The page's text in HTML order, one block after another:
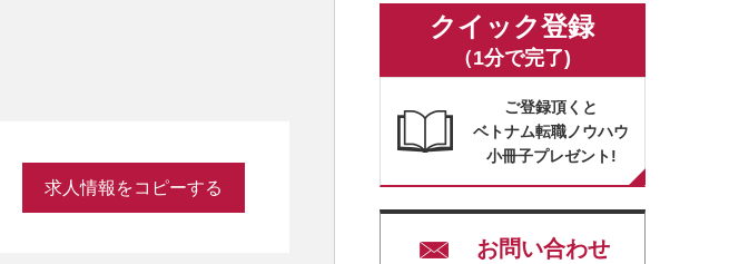
求人情報をコピーする
クイック登録
（1分で完了)
ご登録頂くと
ベトナム転職ノウハウ
小冊子プレゼント!
お問い合わせ